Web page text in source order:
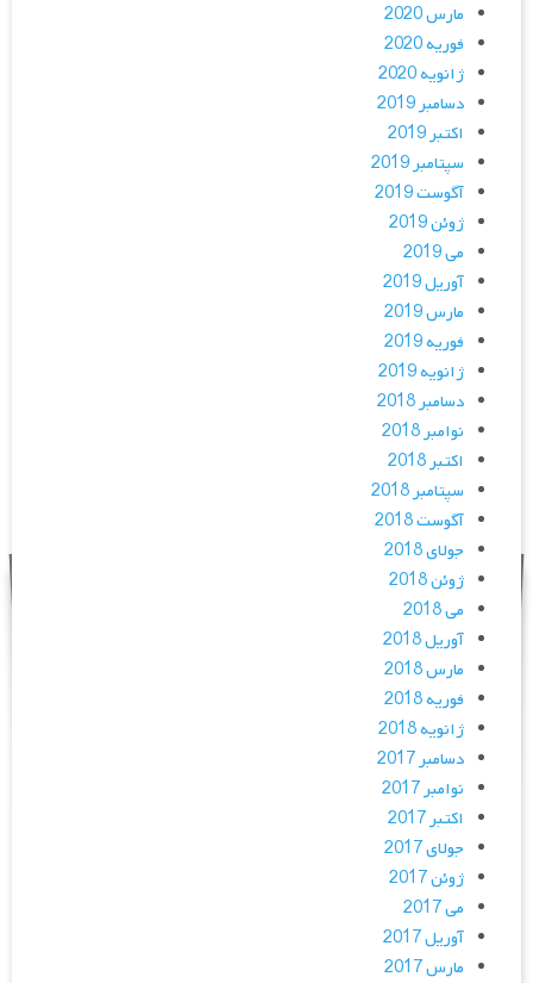
مارس 2020
فوریه 2020
ژانویه 2020
دسامبر 2019
اکتبر 2019
سپتامبر 2019
آگوست 2019
ژوئن 2019
می 2019
آوریل 2019
مارس 2019
فوریه 2019
ژانویه 2019
دسامبر 2018
نوامبر 2018
اکتبر 2018
سپتامبر 2018
آگوست 2018
جولای 2018
ژوئن 2018
می 2018
آوریل 2018
مارس 2018
فوریه 2018
ژانویه 2018
دسامبر 2017
نوامبر 2017
اکتبر 2017
جولای 2017
ژوئن 2017
می 2017
آوریل 2017
مارس 2017